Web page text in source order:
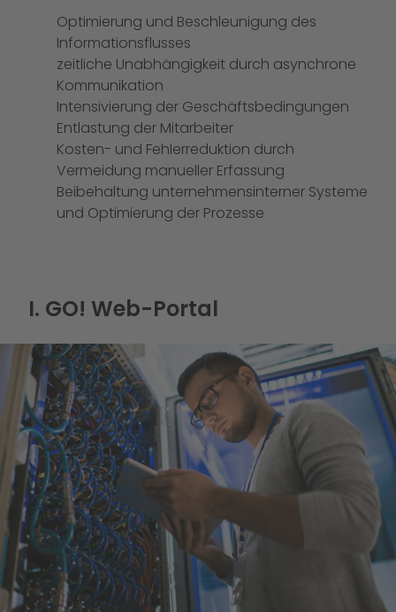
Optimierung und Beschleunigung des
Informationsflusses
zeitliche Unabhängigkeit durch asynchrone
Kommunikation
Intensivierung der Geschäftsbedingungen
Entlastung der Mitarbeiter
Kosten- und Fehlerreduktion durch
Vermeidung manueller Erfassung
Beibehaltung unternehmensinterner Systeme
und Optimierung der Prozesse
I. GO! Web-Portal
I. GO! Web-Portal